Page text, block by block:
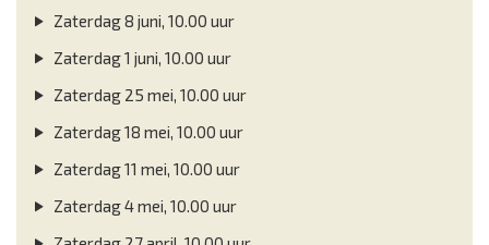
Zaterdag 8 juni, 10.00 uur
Zaterdag 1 juni, 10.00 uur
Zaterdag 25 mei, 10.00 uur
Zaterdag 18 mei, 10.00 uur
Zaterdag 11 mei, 10.00 uur
Zaterdag 4 mei, 10.00 uur